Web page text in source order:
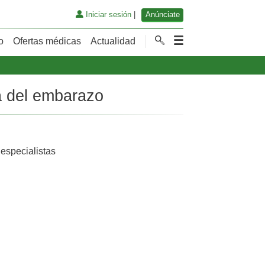
Iniciar sesión| Anúnciate
Ofertas médicas Actualidad
embarazo